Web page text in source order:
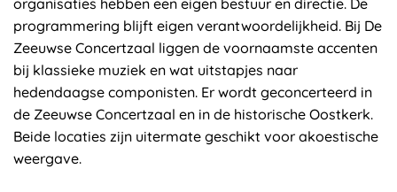
organisaties hebben een eigen bestuur en directie. De
programmering blijft eigen verantwoordelijkheid. Bij De
Zeeuwse Concertzaal liggen de voornaamste accenten
bij klassieke muziek en wat uitstapjes naar
hedendaagse componisten. Er wordt geconcerteerd in
de Zeeuwse Concertzaal en in de historische Oostkerk.
Beide locaties zijn uitermate geschikt voor akoestische
weergave.